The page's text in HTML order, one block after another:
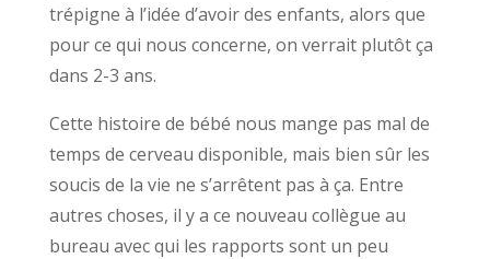
trépigne à l’idée d’avoir des enfants, alors que
pour ce qui nous concerne, on verrait plutôt ça
dans 2-3 ans.
Cette histoire de bébé nous mange pas mal de
temps de cerveau disponible, mais bien sûr les
soucis de la vie ne s’arrêtent pas à ça. Entre
autres choses, il y a ce nouveau collègue au
bureau avec qui les rapports sont un peu